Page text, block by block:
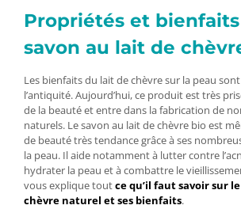
Propriétés et
savon au lait de
Les bienfaits du lait de chèvre sur la peau
l’antiquité. Aujourd’hui, ce produit est très
de la beauté et entre dans la fabrication de
naturels. Le savon au lait de chèvre bio est
de beauté très tendance grâce à ses
la peau. Il aide notamment à lutter contre
hydrater la peau et à combattre le
vous explique toutce qu’il faut savoir sur
chèvre naturel et ses bienfaits.